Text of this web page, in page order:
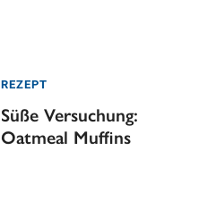
REZEPT
Süße Versuchung:
Oatmeal Muffins